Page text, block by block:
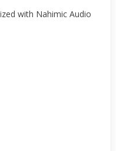
with Nahimic Audio